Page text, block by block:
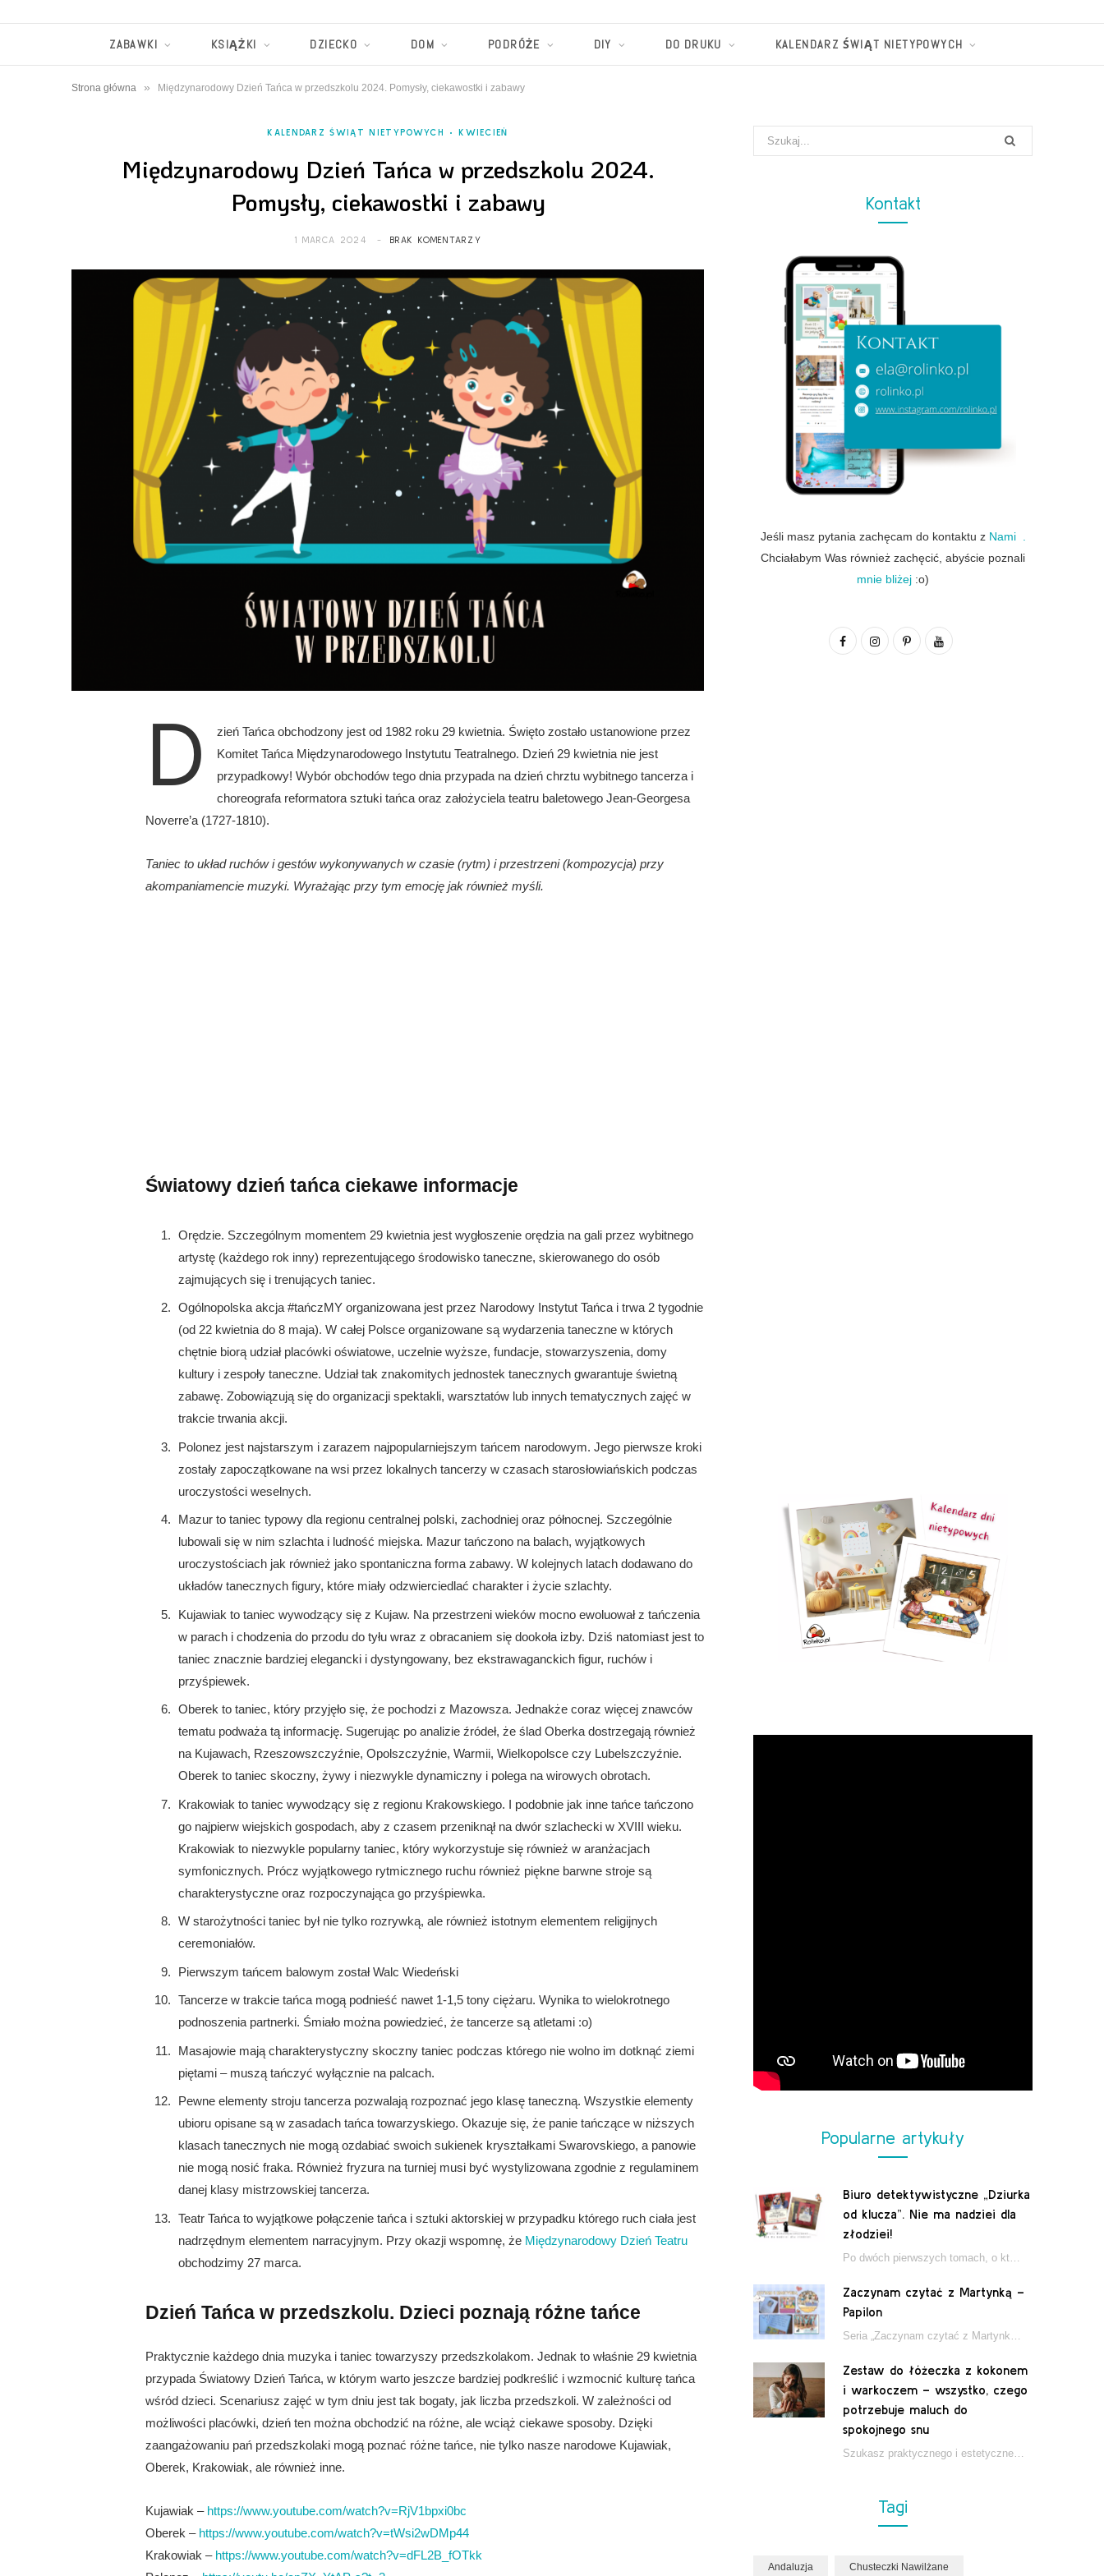
ZABAWKI KSIĄŻKI DZIECKO DOM PODRÓŻE DIY DO DRUKU KALENDARZ ŚWIĄT NIETYPOWYCH
Strona główna » Międzynarodowy Dzień Tańca w przedszkolu 2024. Pomysły, ciekawostki i zabawy
KALENDARZ ŚWIĄT NIETYPOWYCH KWIECIEŃ
Międzynarodowy Dzień Tańca w przedszkolu 2024.
Pomysły, ciekawostki i zabawy
1 MARCA 2024 BRAK KOMENTARZY
D
zień Tańca obchodzony jest od 1982 roku 29 kwietnia. Święto zostało ustanowione przez
Komitet Tańca Międzynarodowego Instytutu Teatralnego. Dzień 29 kwietnia nie jest
przypadkowy! Wybór obchodów tego dnia przypada na dzień chrztu wybitnego tancerza i
choreografa reformatora sztuki tańca oraz założyciela teatru baletowego Jean-Georgesa
Noverre’a (1727-1810).
Taniec to układ ruchów i gestów wykonywanych w czasie (rytm) i przestrzeni (kompozycja) przy
akompaniamencie muzyki. Wyrażając przy tym emocję jak również myśli.
Światowy dzień tańca ciekawe informacje
Orędzie. Szczególnym momentem 29 kwietnia jest wygłoszenie orędzia na gali przez wybitnego
artystę (każdego rok inny) reprezentującego środowisko taneczne, skierowanego do osób
zajmujących się i trenujących taniec.
Ogólnopolska akcja #tańczMY organizowana jest przez Narodowy Instytut Tańca i trwa 2 tygodnie
(od 22 kwietnia do 8 maja). W całej Polsce organizowane są wydarzenia taneczne w których
chętnie biorą udział placówki oświatowe, uczelnie wyższe, fundacje, stowarzyszenia, domy
kultury i zespoły taneczne. Udział tak znakomitych jednostek tanecznych gwarantuje świetną
zabawę. Zobowiązują się do organizacji spektakli, warsztatów lub innych tematycznych zajęć w
trakcie trwania akcji.
Polonez jest najstarszym i zarazem najpopularniejszym tańcem narodowym. Jego pierwsze kroki
zostały zapoczątkowane na wsi przez lokalnych tancerzy w czasach starosłowiańskich podczas
uroczystości weselnych.
Mazur to taniec typowy dla regionu centralnej polski, zachodniej oraz północnej. Szczególnie
lubowali się w nim szlachta i ludność miejska. Mazur tańczono na balach, wyjątkowych
uroczystościach jak również jako spontaniczna forma zabawy. W kolejnych latach dodawano do
układów tanecznych figury, które miały odzwierciedlać charakter i życie szlachty.
Kujawiak to taniec wywodzący się z Kujaw. Na przestrzeni wieków mocno ewoluował z tańczenia
w parach i chodzenia do przodu do tyłu wraz z obracaniem się dookoła izby. Dziś natomiast jest to
taniec znacznie bardziej elegancki i dystyngowany, bez ekstrawaganckich figur, ruchów i
przyśpiewek.
Oberek to taniec, który przyjęło się, że pochodzi z Mazowsza. Jednakże coraz więcej znawców
tematu podważa tą informację. Sugerując po analizie źródeł, że ślad Oberka dostrzegają również
na Kujawach, Rzeszowszczyźnie, Opolszczyźnie, Warmii, Wielkopolsce czy Lubelszczyźnie.
Oberek to taniec skoczny, żywy i niezwykle dynamiczny i polega na wirowych obrotach.
Krakowiak to taniec wywodzący się z regionu Krakowskiego. I podobnie jak inne tańce tańczono
go najpierw wiejskich gospodach, aby z czasem przeniknął na dwór szlachecki w XVIII wieku.
Krakowiak to niezwykle popularny taniec, który wykorzystuje się również w aranżacjach
symfonicznych. Prócz wyjątkowego rytmicznego ruchu również piękne barwne stroje są
charakterystyczne oraz rozpoczynająca go przyśpiewka.
W starożytności taniec był nie tylko rozrywką, ale również istotnym elementem religijnych
ceremoniałów.
Pierwszym tańcem balowym został Walc Wiedeński
Tancerze w trakcie tańca mogą podnieść nawet 1-1,5 tony ciężaru. Wynika to wielokrotnego
podnoszenia partnerki. Śmiało można powiedzieć, że tancerze są atletami :o)
Masajowie mają charakterystyczny skoczny taniec podczas którego nie wolno im dotknąć ziemi
piętami – muszą tańczyć wyłącznie na palcach.
Pewne elementy stroju tancerza pozwalają rozpoznać jego klasę taneczną. Wszystkie elementy
ubioru opisane są w zasadach tańca towarzyskiego. Okazuje się, że panie tańczące w niższych
klasach tanecznych nie mogą ozdabiać swoich sukienek kryształkami Swarovskiego, a panowie
nie mogą nosić fraka. Również fryzura na turniej musi być wystylizowana zgodnie z regulaminem
danej klasy mistrzowskiej tancerza.
Teatr Tańca to wyjątkowe połączenie tańca i sztuki aktorskiej w przypadku którego ruch ciała jest
nadrzędnym elementem narracyjnym. Przy okazji wspomnę, że Międzynarodowy Dzień Teatru
obchodzimy 27 marca.
Dzień Tańca w przedszkolu. Dzieci poznają różne tańce
Praktycznie każdego dnia muzyka i taniec towarzyszy przedszkolakom. Jednak to właśnie 29 kwietnia
przypada Światowy Dzień Tańca, w którym warto jeszcze bardziej podkreślić i wzmocnić kulturę tańca
wśród dzieci. Scenariusz zajęć w tym dniu jest tak bogaty, jak liczba przedszkoli. W zależności od
możliwości placówki, dzień ten można obchodzić na różne, ale wciąż ciekawe sposoby. Dzięki
zaangażowaniu pań przedszkolaki mogą poznać różne tańce, nie tylko nasze narodowe Kujawiak,
Oberek, Krakowiak, ale również inne.
Kujawiak – https://www.youtube.com/watch?v=RjV1bpxi0bc
Oberek – https://www.youtube.com/watch?v=tWsi2wDMp44
Krakowiak – https://www.youtube.com/watch?v=dFL2B_fOTkk
Search
for:
Kontakt
Jeśli masz pytania zachęcam do kontaktu z Nami .
Chciałabym Was również zachęcić, abyście poznali
mnie bliżej :o)
F I P Y
Popularne artykuły
Biuro detektywistyczne „Dziurka
od klucza”. Nie ma nadziei dla
złodziei!
Zaczynam czytać z Martynką –
Papilon
Zestaw do łóżeczka z kokonem
i warkoczem – wszystko, czego
potrzebuje maluch do
spokojnego snu
Tagi
Andaluzja Chusteczki Nawilżane